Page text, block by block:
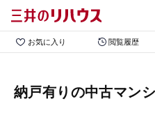
お気に入り 閲覧履歴
納戸有りの中古マン